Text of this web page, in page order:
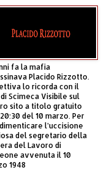
fa la mafia
Placido Rizzotto.
lo ricorda con il
Scimeca Visibile sul
sito a titolo gratuito
del 10 marzo. Per
l’uccisione
del segretario della
del Lavoro di
avvenuta il 10
1948